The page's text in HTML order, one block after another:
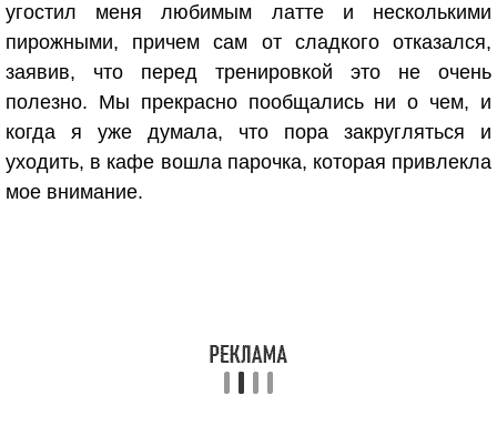
угостил меня любимым латте и несколькими
пирожными, причем сам от сладкого отказался,
заявив, что перед тренировкой это не очень
полезно. Мы прекрасно пообщались ни о чем, и
когда я уже думала, что пора закругляться и
уходить, в кафе вошла парочка, которая привлекла
мое внимание.